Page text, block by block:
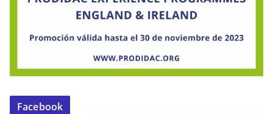
Facebook